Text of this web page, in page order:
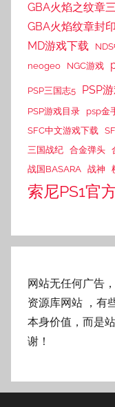
GBA火焰之纹章
GBA火焰纹章封
MD游戏下载
neogeo
NGC游戏
PSP三国志5 PSP
PSP游戏目录 psp金
SFC中文游戏下载
三国战纪 合金弹头
战国BASARA 战神
索尼PS1官
网站无任何广告
资源库网站 ，有
本身价值，而是
谢！